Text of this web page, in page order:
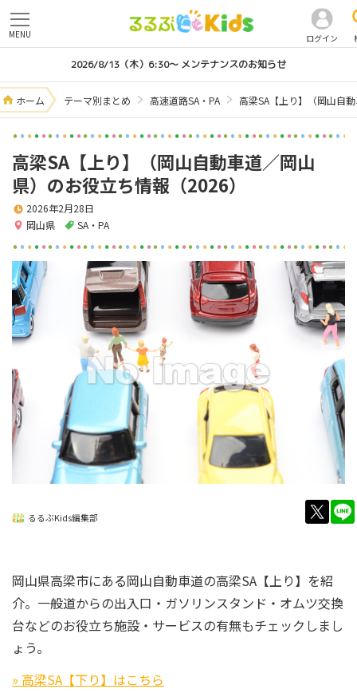
ログイン
MENU
2026/8/13（木）6:30～ メンテナンスのお知らせ
ホーム テーマ別まとめ 高速道路SA・PA 高梁SA【上り】（岡山自
高梁SA【上り】（岡山自動車道／岡山
県）のお役立ち情報（2026）
岡山県 SA・PA
2026年2月28日
るるぶKids編集部
岡山県高梁市にある岡山自動車道の高梁SA【上り】を紹
介。一般道からの出入口・ガソリンスタンド・オムツ交換
台などのお役立ち施設・サービスの有無もチェックしまし
ょう。
» 高梁SA【下り】はこちら